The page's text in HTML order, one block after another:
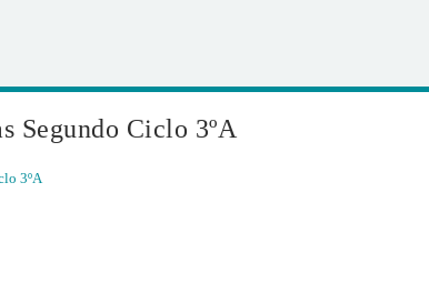
Segundo Ciclo 3ºA
3ºA